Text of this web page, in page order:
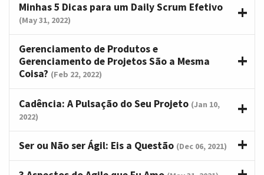
Minhas 5 Dicas para um Daily Scrum Efetivo
(May 31, 2022)
Gerenciamento de Produtos e
Gerenciamento de Projetos São a Mesma
Coisa? (Feb 22, 2022)
Cadência: A Pulsação do Seu Projeto (Jan 10,
2022)
Ser ou Não ser Ágil: Eis a Questão (Dec 06, 2021)